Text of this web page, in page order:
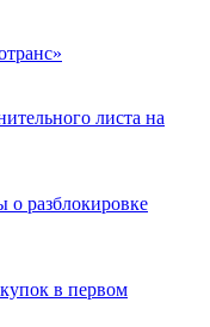
листа на
разблокировке
в первом